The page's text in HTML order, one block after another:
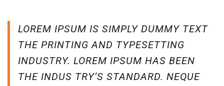
LOREM IPSUM IS SIMPLY DUMMY TEXT
THE PRINTING AND TYPESETTING
INDUSTRY. LOREM IPSUM HAS BEEN
THE INDUS TRY’S STANDARD. NEQUE